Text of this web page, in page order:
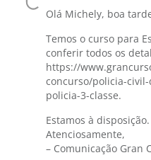
Olá Michely, boa
Temos o curso para
conferir todos os
https://
concurso/policia-
policia-3-classe.
Estamos à disposição.
Atenciosamente,
– Comunicação Gran